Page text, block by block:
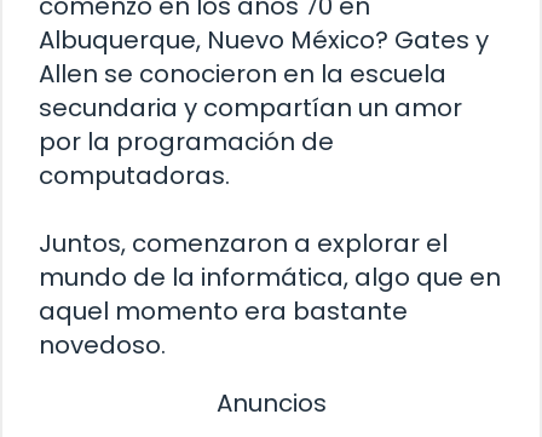
Albuquerque, Nuevo México? Gates y
Allen se conocieron en la escuela
secundaria y compartían un amor
por la programación de
computadoras.
Juntos, comenzaron a explorar el
mundo de la informática, algo que en
aquel momento era bastante
novedoso.
Anuncios